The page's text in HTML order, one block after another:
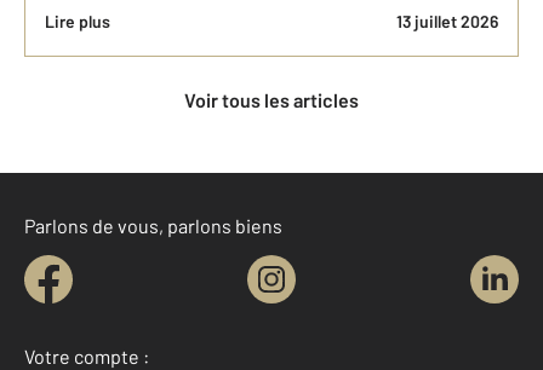
Lire plus 13 juillet 2026
Voir tous les articles
Parlons de vous, parlons biens
Votre compte :